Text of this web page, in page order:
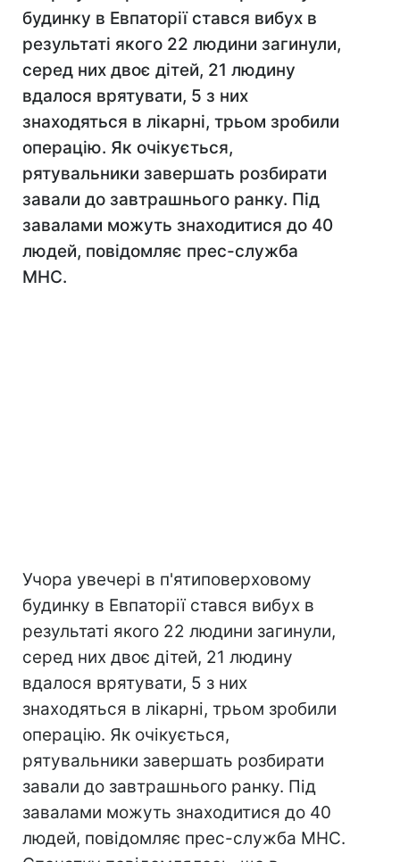
будинку в Евпаторії стався вибух в
результаті якого 22 людини загинули,
серед них двоє дітей, 21 людину
вдалося врятувати, 5 з них
знаходяться в лікарні, трьом зробили
операцію. Як очікується,
рятувальники завершать розбирати
завали до завтрашнього ранку. Під
завалами можуть знаходитися до 40
людей, повідомляє прес-служба
МНС.
Учора увечері в п'ятиповерховому
будинку в Евпаторії стався вибух в
результаті якого 22 людини загинули,
серед них двоє дітей, 21 людину
вдалося врятувати, 5 з них
знаходяться в лікарні, трьом зробили
операцію. Як очікується,
рятувальники завершать розбирати
завали до завтрашнього ранку. Під
завалами можуть знаходитися до 40
людей, повідомляє прес-служба МНС.